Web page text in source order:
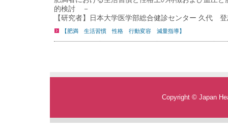
的検討 －
【研究者】日本大学医学部総合健診センター 久代
【肥満 生活習慣 性格 行動変容 減量指導】
Copyright © Japan